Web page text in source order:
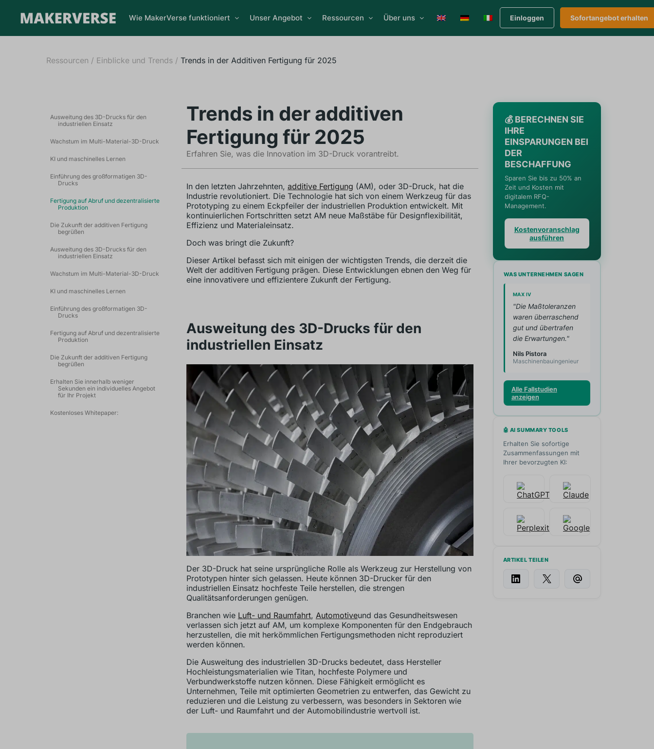
Wie MakerVerse funktioniert Unser Angebot Ressourcen Über uns Einloggen Sofortangebot erhalten
Ressourcen / Einblicke und Trends/ Trends in der Additiven Fertigung für 2025
Ausweitung des 3D-Drucks für den
industriellen Einsatz
Wachstum im Multi-Material-3D-Druck
KI und maschinelles Lernen
Einführung des großformatigen 3D-
Drucks
Fertigung auf Abruf und dezentralisierte
Produktion
Die Zukunft der additiven Fertigung
begrüßen
Ausweitung des 3D-Drucks für den
industriellen Einsatz
Wachstum im Multi-Material-3D-Druck
KI und maschinelles Lernen
Einführung des großformatigen 3D-
Drucks
Fertigung auf Abruf und dezentralisierte
Produktion
Die Zukunft der additiven Fertigung
begrüßen
Erhalten Sie innerhalb weniger
Sekunden ein individuelles Angebot
für Ihr Projekt
Kostenloses Whitepaper:
Trends in der additiven
Fertigung für 2025
Erfahren Sie, was die Innovation im 3D-Druck vorantreibt.
In den letzten Jahrzehnten, additive Fertigung (AM), oder 3D-Druck, hat die
Industrie revolutioniert. Die Technologie hat sich von einem Werkzeug für das
Prototyping zu einem Eckpfeiler der industriellen Produktion entwickelt. Mit
kontinuierlichen Fortschritten setzt AM neue Maßstäbe für Designflexibilität,
Effizienz und Materialeinsatz.
Doch was bringt die Zukunft?
Dieser Artikel befasst sich mit einigen der wichtigsten Trends, die derzeit die
Welt der additiven Fertigung prägen. Diese Entwicklungen ebnen den Weg für
eine innovativere und effizientere Zukunft der Fertigung.
Ausweitung des 3D-Drucks für den
industriellen Einsatz
Der 3D-Druck hat seine ursprüngliche Rolle als Werkzeug zur Herstellung von
Prototypen hinter sich gelassen. Heute können 3D-Drucker für den
industriellen Einsatz hochfeste Teile herstellen, die strengen
Qualitätsanforderungen genügen.
Branchen wie Luft- und Raumfahrt, Automotiveund das Gesundheitswesen
verlassen sich jetzt auf AM, um komplexe Komponenten für den Endgebrauch
herzustellen, die mit herkömmlichen Fertigungsmethoden nicht reproduziert
werden können.
Die Ausweitung des industriellen 3D-Drucks bedeutet, dass Hersteller
Hochleistungsmaterialien wie Titan, hochfeste Polymere und
Verbundwerkstoffe nutzen können. Diese Fähigkeit ermöglicht es
Unternehmen, Teile mit optimierten Geometrien zu entwerfen, das Gewicht zu
reduzieren und die Leistung zu verbessern, was besonders in Sektoren wie
der Luft- und Raumfahrt und der Automobilindustrie wertvoll ist.
💰 BERECHNEN SIE
IHRE
EINSPARUNGEN BEI
DER
BESCHAFFUNG
Sparen Sie bis zu 50% an
Zeit und Kosten mit
digitalem RFQ-
Management.
Kostenvoranschlag
ausführen
WAS UNTERNEHMEN SAGEN
MAX IV
"Die Maßtoleranzen
waren überraschend
gut und übertrafen
die Erwartungen."
Nils Pistora
Maschinenbauingenieur
Alle Fallstudien
anzeigen
🤖 AI SUMMARY TOOLS
Erhalten Sie sofortige
Zusammenfassungen mit
Ihrer bevorzugten KI:
ARTIKEL TEILEN